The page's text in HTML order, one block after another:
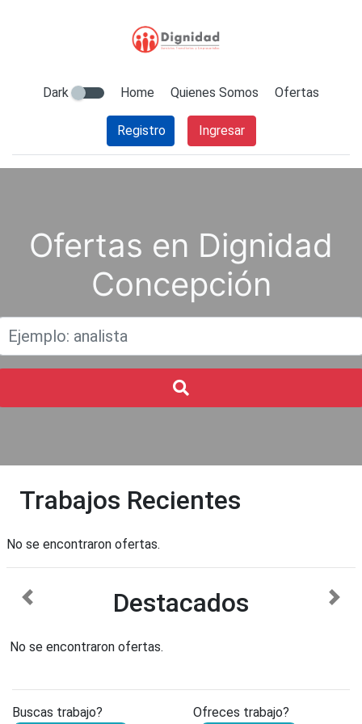
Dark Home Quienes Somos Ofertas
Registro Ingresar
Ofertas en Dignidad
Concepción
Trabajos Recientes
No se encontraron ofertas.
Destacados
anterior
No se encontraron ofertas.
Buscas trabajo? Ofreces trabajo?